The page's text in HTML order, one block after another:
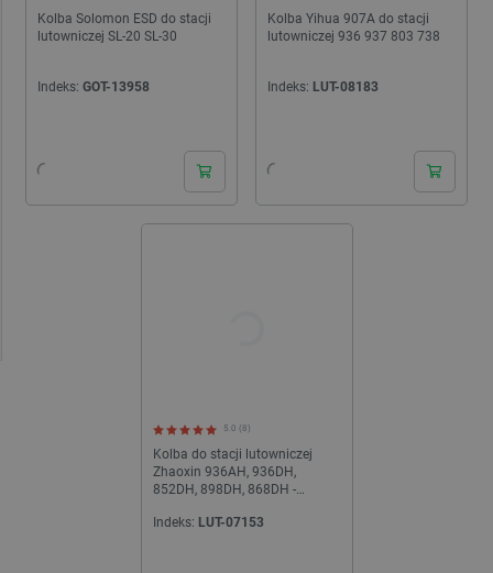
Kolba Solomon ESD do stacji
lutowniczej SL-20 SL-30
Indeks: GOT-13958
Kolba Yihua 907A do stacji
lutowniczej 936 937 803 738
Indeks: LUT-08183
Kolba do stacji lutowniczej
Zhaoxin 936AH, 936DH,
852DH, 898DH, 868DH -
5.0 (8)
Indeks: LUT-07153